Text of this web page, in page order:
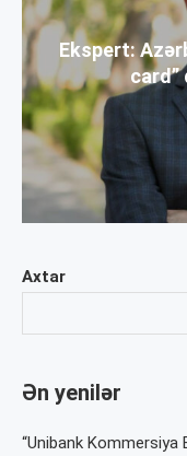
Axtar
Ən yenilər
“Unibank Kommersiya
Ekspert:
card”